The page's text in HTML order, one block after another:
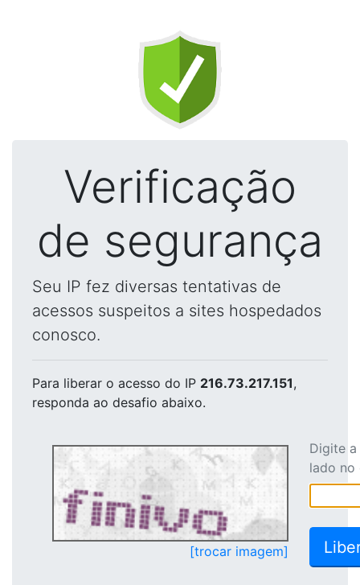
Verificação
de segurança
Seu IP fez diversas tentativas de
acessos suspeitos a sites hospedados
conosco.
Para liberar o acesso do IP 216.73.217.151,
responda ao desafio abaixo.
[trocar imagem]
Digite
lado no